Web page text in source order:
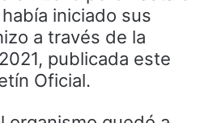
iniciado sus
a través de la
publicada este
Oficial.